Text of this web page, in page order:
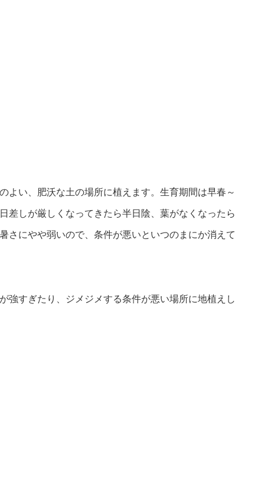
よい、肥沃な土の場所に植えます。生育期間は早春～
差しが厳しくなってきたら半日陰、葉がなくなったら
さにやや弱いので、条件が悪いといつのまにか消えて
強すぎたり、ジメジメする条件が悪い場所に地植えし